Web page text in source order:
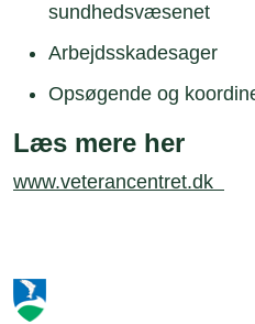
sundhedsvæsenet
Arbejdsskadesager
Opsøgende og
Læs mere her
www.veterancentret.dk